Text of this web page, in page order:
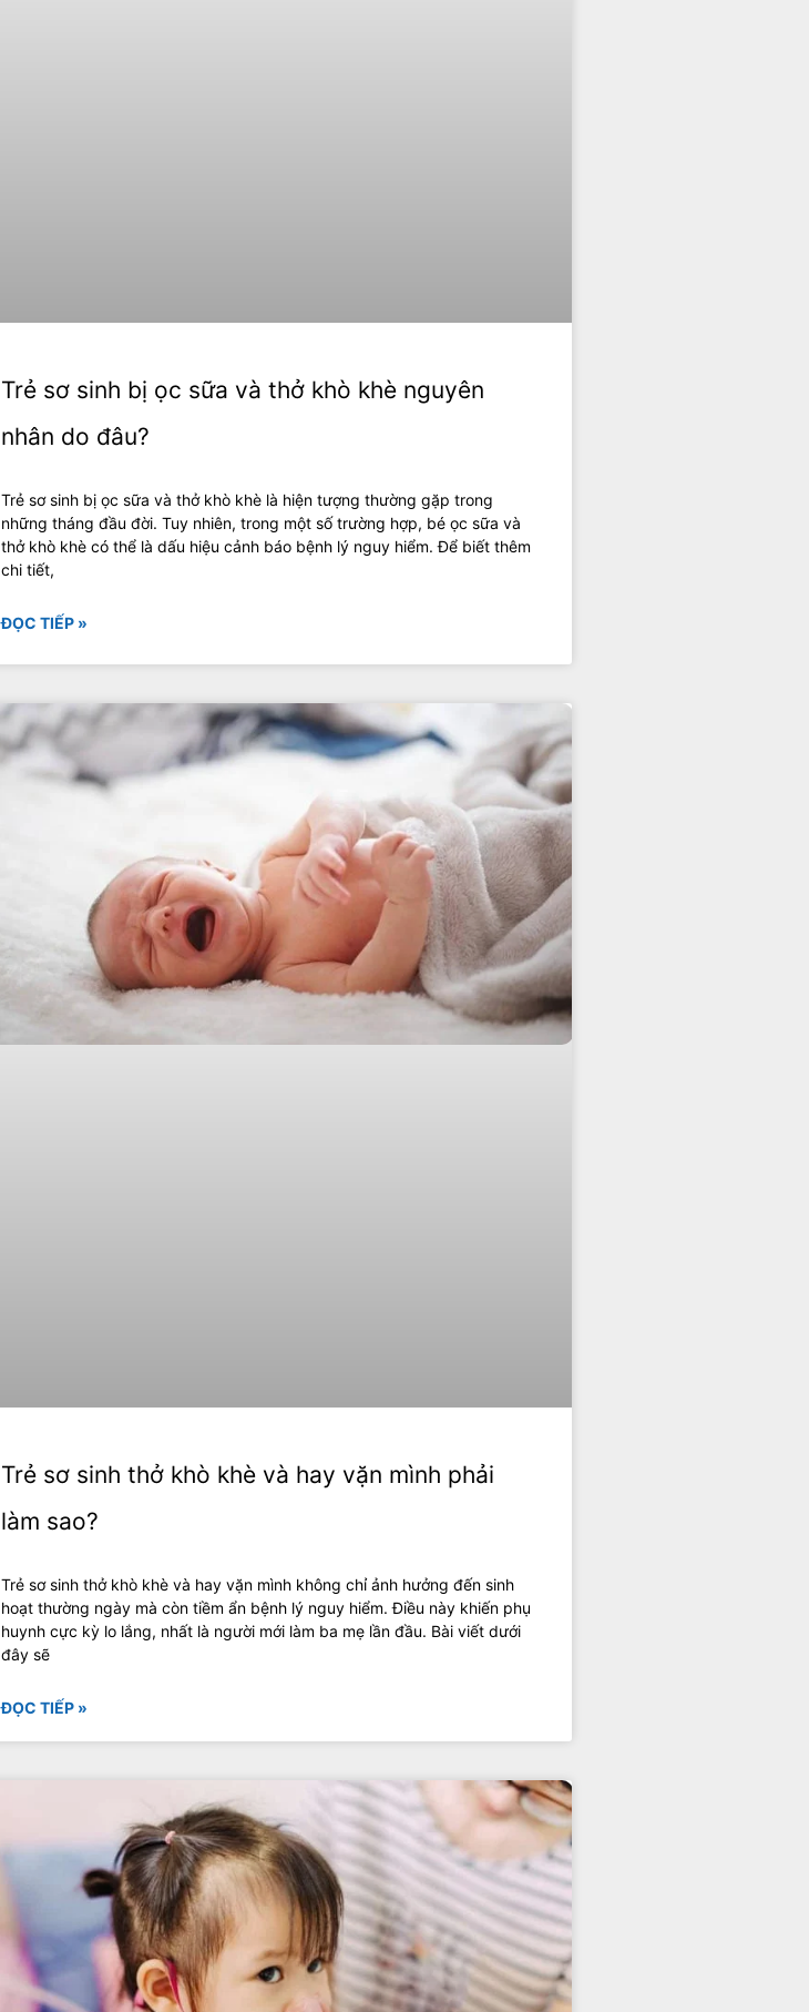
Trẻ sơ sinh bị ọc sữa và thở khò khè nguyên
nhân do đâu?
Trẻ sơ sinh bị ọc sữa và thở khò khè là hiện tượng thường gặp trong
những tháng đầu đời. Tuy nhiên, trong một số trường hợp, bé ọc sữa và
thở khò khè có thể là dấu hiệu cảnh báo bệnh lý nguy hiểm. Để biết thêm
chi tiết,
ĐỌC TIẾP »
Trẻ sơ sinh thở khò khè và hay vặn mình phải
làm sao?
Trẻ sơ sinh thở khò khè và hay vặn mình không chỉ ảnh hưởng đến sinh
hoạt thường ngày mà còn tiềm ẩn bệnh lý nguy hiểm. Điều này khiến phụ
huynh cực kỳ lo lắng, nhất là người mới làm ba mẹ lần đầu. Bài viết dưới
đây sẽ
ĐỌC TIẾP »